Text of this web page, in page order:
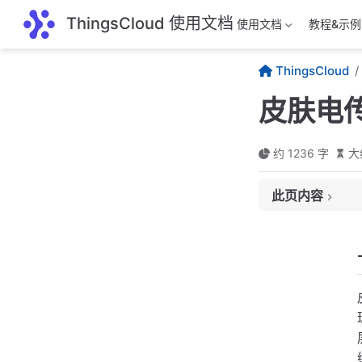
跳至主要內容ThingsCloud 使用文档 使用文档 教程&示例
ThingsCloud
皮肤电
约 1236 字
此页内容
1. 接触式皮肤
2. 非接触式皮